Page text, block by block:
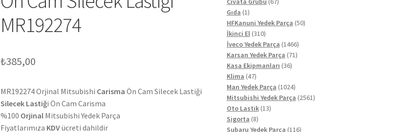
MR192274
₺385,00
MR192274 Orjinal Mitsubishi Carisma Ön Cam Silecek Lastiği
Silecek Lastiği Ön Cam Carisma
%100 Orjinal Mitsubishi Yedek Parça
Fiyatlarımıza KDVücreti dahildir
Gıda 11
ürün
HFKanuni Yedek Parça 5050
İkinci El 310310
ürün
İveco Yedek Parça 14661466
ürün
Karsan Yedek Parça 7171
Kasa Ekipmanları 3636
Klima 4747
ürün
Man Yedek Parça 10241024
ürün
Mitsubishi Yedek Parça 25612561
Oto Lastik 1313
Sigorta 88
ürün
Subaru Yedek Parça 116116